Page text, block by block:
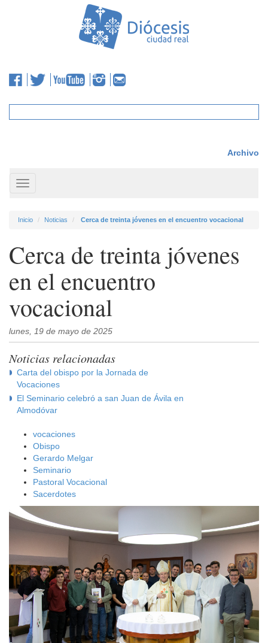
Archivo
Toggle
navigation
Inicio Noticias Cerca de treinta jóvenes en el encuentro vocacional
Cerca de treinta jóvenes
en el encuentro
vocacional
lunes, 19 de mayo de 2025
Noticias relacionadas
Carta del obispo por la Jornada de
Vocaciones
El Seminario celebró a san Juan de Ávila en
Almodóvar
vocaciones
Obispo
Gerardo Melgar
Seminario
Pastoral Vocacional
Sacerdotes